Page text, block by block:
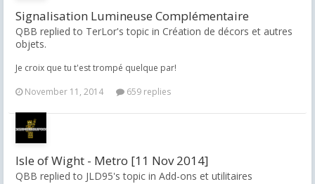
Signalisation Lumineuse Complémentaire
QBB replied to TerLor's topic in Création de décors et autres
objets.
Je croix que tu t'est trompé quelque par!
November 11, 2014
659 replies
Isle of Wight - Metro [11 Nov 2014]
QBB replied to JLD95's topic in Add-ons et utilitaires